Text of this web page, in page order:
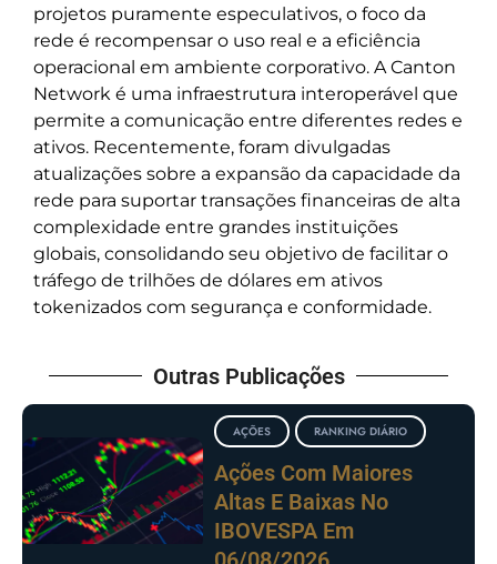
projetos puramente especulativos, o foco da
rede é recompensar o uso real e a eficiência
operacional em ambiente corporativo. A Canton
Network é uma infraestrutura interoperável que
permite a comunicação entre diferentes redes e
ativos. Recentemente, foram divulgadas
atualizações sobre a expansão da capacidade da
rede para suportar transações financeiras de alta
complexidade entre grandes instituições
globais, consolidando seu objetivo de facilitar o
tráfego de trilhões de dólares em ativos
tokenizados com segurança e conformidade.
Outras Publicações
AÇÕES RANKING DIÁRIO
Ações Com Maiores
Altas E Baixas No
IBOVESPA Em